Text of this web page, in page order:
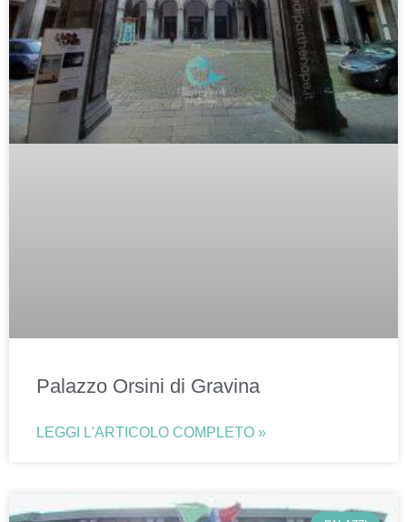
Palazzo Orsini di Gravina
LEGGI L'ARTICOLO COMPLETO »